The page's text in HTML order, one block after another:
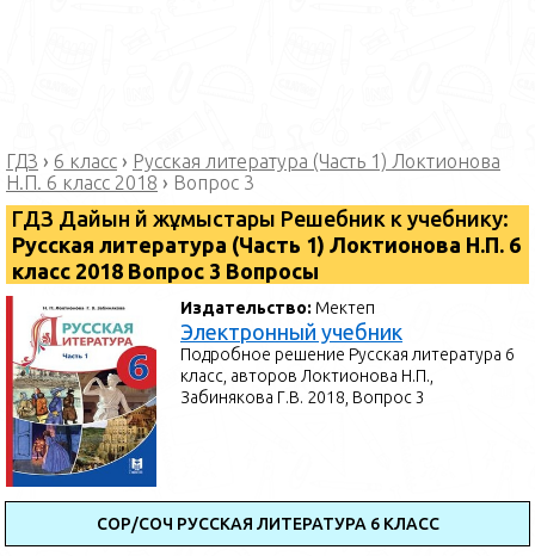
ГДЗ › 6 класс › Русская литература (Часть 1) Локтионова
Н.П. 6 класс 2018 › Вопрос 3
ГДЗ Дайын үй жұмыстары Решебник к учебнику:
Русская литература (Часть 1) Локтионова Н.П. 6
класс 2018 Вопрос 3 Вопросы
Издательство: Мектеп
Электронный учебник
Подробное решение Русская литература 6
класс, авторов Локтионова Н.П.,
Забинякова Г.В. 2018, Вопрос 3
СОР/СОЧ РУССКАЯ ЛИТЕРАТУРА 6 КЛАСС